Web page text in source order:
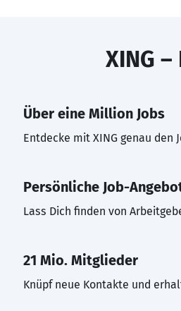
XING
Über eine Million Jobs
Entdecke mit XING genau den
Persönliche Job-
Lass Dich finden von
21 Mio. Mitglieder
Knüpf neue Kontakte und